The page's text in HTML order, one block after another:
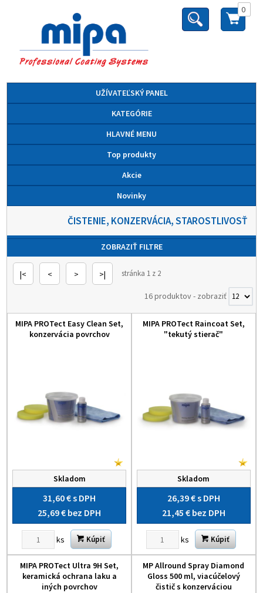
0
UŽÍVATEĽSKÝ PANEL
KATEGÓRIE
HLAVNÉ MENU
Top produkty
Akcie
Novinky
ČISTENIE, KONZERVÁCIA, STAROSTLIVOSŤ
ZOBRAZIŤ FILTRE
|< < > >| stránka 1 z 2
16 produktov- zobraziť
MIPA PROTect Easy Clean Set,
konzervácia povrchov
Skladom
31,60 €s DPH
25,69 € bez DPH
ks Kúpiť
MIPA PROTect Raincoat Set,
"tekutý stierač"
Skladom
26,39 €s DPH
21,45 € bez DPH
ks Kúpiť
MIPA PROTect Ultra 9H Set,
keramická ochrana laku a
iných povrchov
MP Allround Spray Diamond
Gloss 500 ml, viacúčelový
čistič s konzerváciou